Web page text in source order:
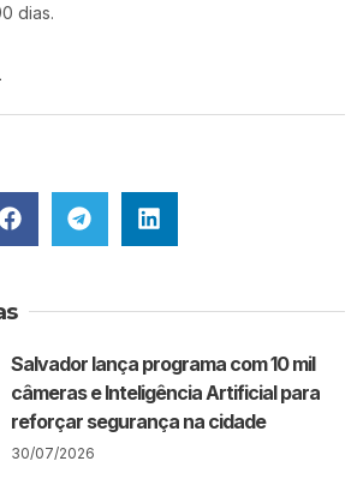
dias.
Salvador lança programa com 10 mil
câmeras e Inteligência Artificial para
reforçar segurança na cidade
30/07/2026